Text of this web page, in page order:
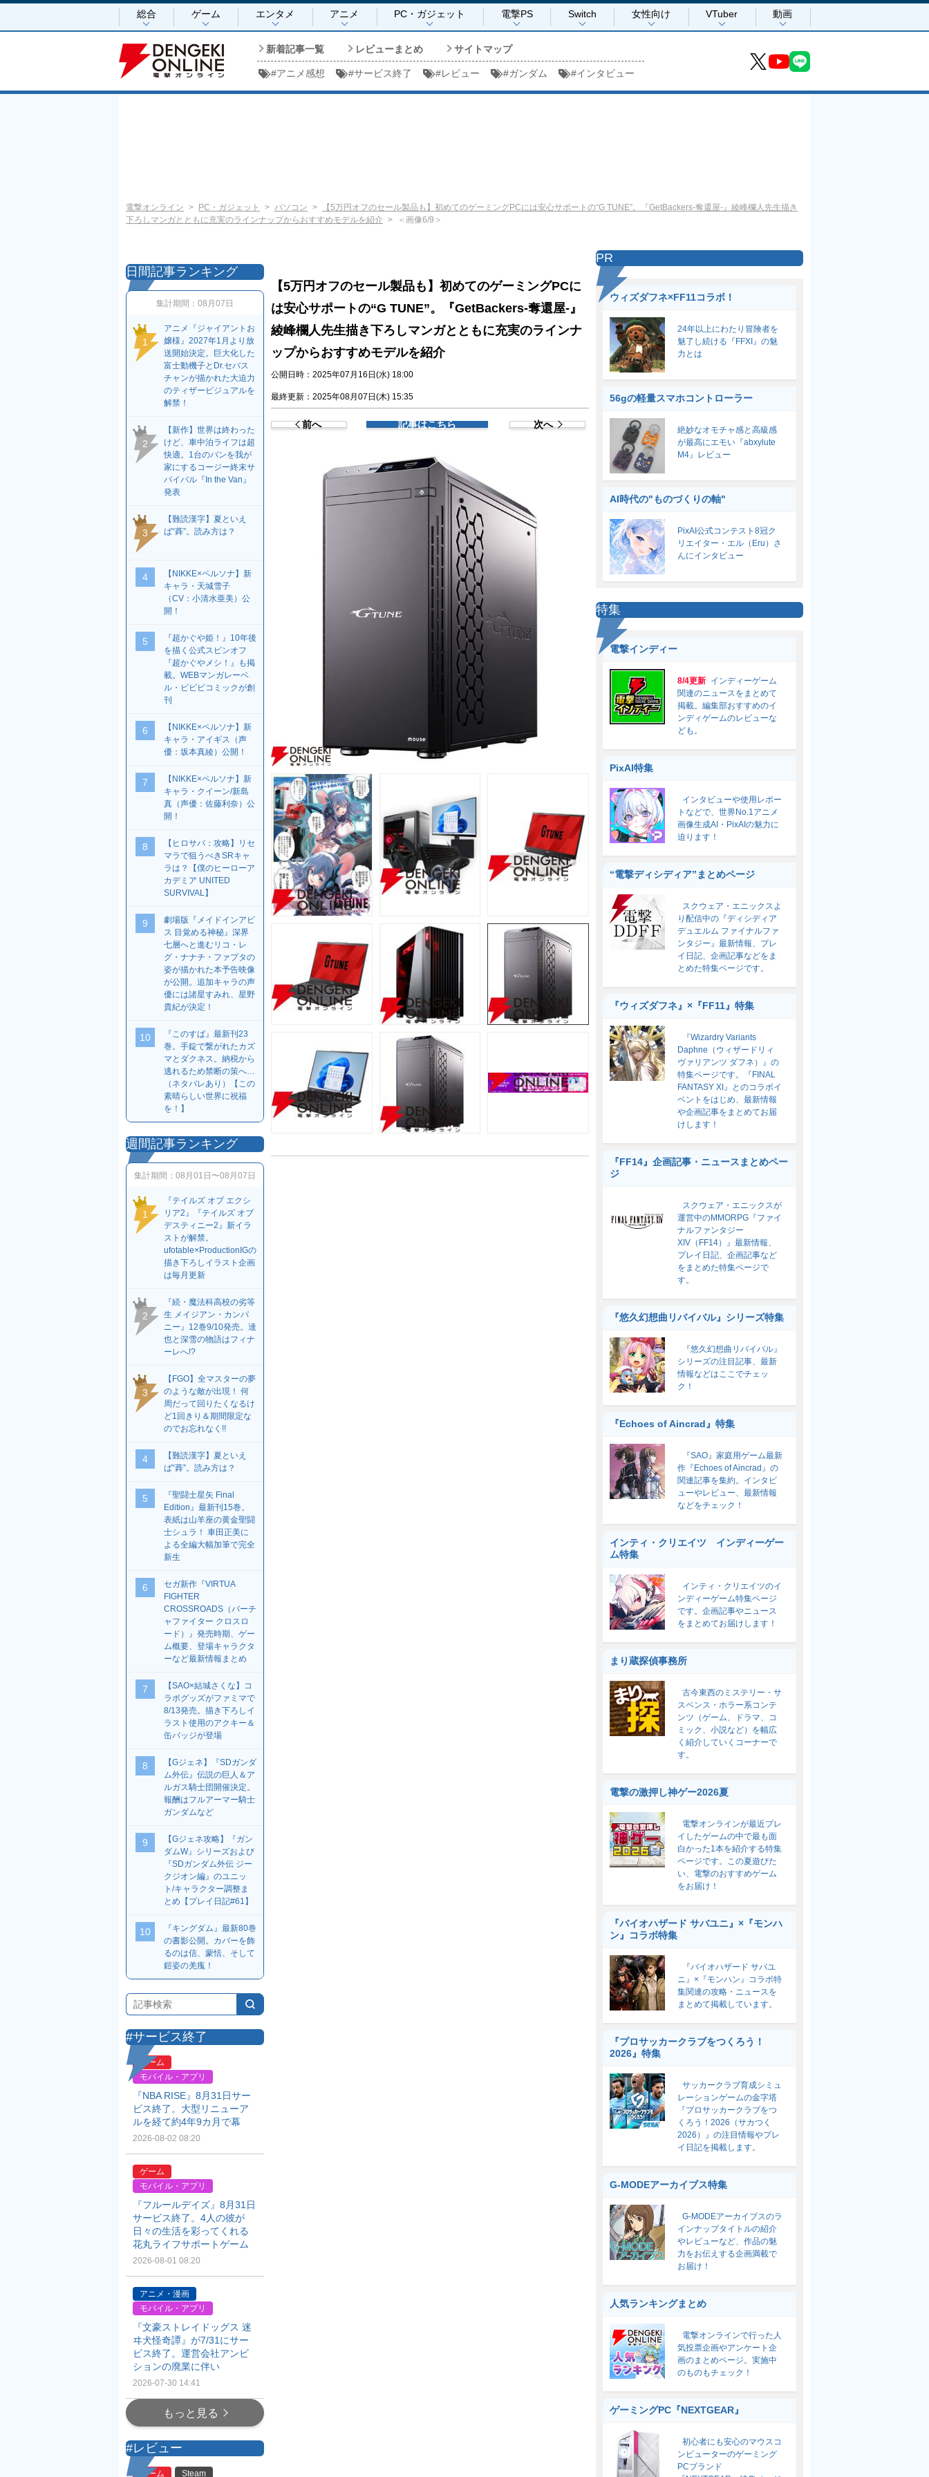
総合 ゲーム エンタメ アニメ PC・ガジェット 電撃PS Switch 女性向け VTuber 動画
新着記事一覧 レビューまとめ サイトマップ
#アニメ感想 #サービス終了 #レビュー #ガンダム #インタビュー
電撃オンライン PC・ガジェット パソコン
【5万円オフのセール製品も】初めてのゲーミングPCには安心サポートの“G TUNE”。『GetBackers-奪還屋-』綾峰欄人先生描き
下ろしマンガとともに充実のラインナップからおすすめモデルを紹介
＜画像6/9＞
【5万円オフのセール製品も】初めてのゲーミングPCに
は安心サポートの“G TUNE”。『GetBackers-奪還屋-』
綾峰欄人先生描き下ろしマンガとともに充実のラインナ
ップからおすすめモデルを紹介
公開日時：2025年07月16日(水) 18:00
最終更新：2025年08月07日(木) 15:35
前へ 記事はこちら 次へ
日間記事ランキング
集計期間： 08月07日
1
アニメ『ジャイアントお
嬢様』2027年1月より放
送開始決定。巨大化した
富士動機子とDr.セバス
チャンが描かれた大迫力
のティザービジュアルを
解禁！
2
【新作】世界は終わった
けど、車中泊ライフは超
快適。1台のバンを我が
家にするコージー終末サ
バイバル『In the Van』
発表
3
【難読漢字】夏といえ
ば“蕣”。読み方は？
4
【NIKKE×ペルソナ】新
キャラ・天城雪子
（CV：小清水亜美）公
開！
5
『超かぐや姫！』10年後
を描く公式スピンオフ
『超かぐやメシ！』も掲
載。WEBマンガレーベ
ル・ビビビコミックが創
刊
6
【NIKKE×ペルソナ】新
キャラ・アイギス（声
優：坂本真綾）公開！
7
【NIKKE×ペルソナ】新
キャラ・クイーン/新島
真（声優：佐藤利奈）公
開！
8
【ヒロサバ：攻略】リセ
マラで狙うべきSRキャ
ラは？【僕のヒーローア
カデミア UNITED
SURVIVAL】
9
劇場版『メイドインアビ
ス 目覚める神秘』深界
七層へと進むリコ・レ
グ・ナナチ・ファプタの
姿が描かれた本予告映像
が公開。追加キャラの声
優には諸星すみれ、星野
貴紀が決定！
10
『このすば』最新刊23
巻。手錠で繋がれたカズ
マとダクネス。納税から
逃れるため禁断の策へ…
（ネタバレあり）【この
素晴らしい世界に祝福
を！】
週間記事ランキング
集計期間： 08月01日〜08月07日
1
『テイルズ オブ エクシ
リア2』『テイルズ オブ
デスティニー2』新イラ
ストが解禁。
ufotable×ProductionIGの
描き下ろしイラスト企画
は毎月更新
2
『続・魔法科高校の劣等
生 メイジアン・カンパ
ニー』12巻9/10発売。達
也と深雪の物語はフィナ
ーレへ!?
3
【FGO】全マスターの夢
のような敵が出現！ 何
周だって回りたくなるけ
ど1回きり＆期間限定な
のでお忘れなく!!
4
【難読漢字】夏といえ
ば“蕣”。読み方は？
5
『聖闘士星矢 Final
Edition』最新刊15巻。
表紙は山羊座の黄金聖闘
士シュラ！ 車田正美に
よる全編大幅加筆で完全
新生
6
セガ新作『VIRTUA
FIGHTER
CROSSROADS（バーチ
ャファイター クロスロ
ード）』発売時期、ゲー
ム概要、登場キャラクタ
ーなど最新情報まとめ
7
【SAO×結城さくな】コ
ラボグッズがファミマで
8/13発売。描き下ろしイ
ラスト使用のアクキー＆
缶バッジが登場
8
【Gジェネ】『SDガンダ
ム外伝』伝説の巨人＆ア
ルガス騎士団開催決定。
報酬はフルアーマー騎士
ガンダムなど
9
【Gジェネ攻略】『ガン
ダムW』シリーズおよび
『SDガンダム外伝 ジー
クジオン編』のユニッ
ト/キャラクター調整ま
とめ【プレイ日記#61】
10
『キングダム』最新80巻
の書影公開。カバーを飾
るのは信、蒙恬、そして
鎧姿の羌瘣！
#サービス終了
ゲーム
モバイル・アプリ
『NBA RISE』8月31日サー
ビス終了。大型リニューア
ルを経て約4年9カ月で幕
2026-08-02 08:20
ゲーム
モバイル・アプリ
『フルールデイズ』8月31日
サービス終了。4人の彼が
日々の生活を彩ってくれる
花丸ライフサポートゲーム
2026-08-01 08:20
アニメ・漫画
モバイル・アプリ
『文豪ストレイドッグス 迷
ヰ犬怪奇譚』が7/31にサー
ビス終了。運営会社アンビ
ションの廃業に伴い
2026-07-30 14:41
もっと見る
#レビュー
ゲーム Steam
PR
ウィズダフネ×FF11コラボ！
24年以上にわたり冒険者を
魅了し続ける『FFXI』の魅
力とは
56gの軽量スマホコントローラー
絶妙なオモチャ感と高級感
が最高にエモい『abxylute
M4』レビュー
AI時代の"ものづくりの軸"
PixAI公式コンテスト8冠ク
リエイター・エル（Eru）さ
んにインタビュー
特集
電撃インディー
8/4更新 インディーゲーム
関連のニュースをまとめて
掲載。編集部おすすめのイ
ンディゲームのレビューな
ども。
PixAI特集
インタビューや使用レポー
トなどで、世界No.1アニメ
画像生成AI・PixAIの魅力に
迫ります！
“電撃ディシディア”まとめページ
スクウェア・エニックスよ
り配信中の『ディシディア
デュエルム ファイナルファ
ンタジー』最新情報、プレ
イ日記、企画記事などをま
とめた特集ページです。
『ウィズダフネ』×『FF11』特集
『Wizardry Variants
Daphne（ウィザードリィ
ヴァリアンツ ダフネ）』の
特集ページです。『FINAL
FANTASY XI』とのコラボイ
ベントをはじめ、最新情報
や企画記事をまとめてお届
けします！
『FF14』企画記事・ニュースまとめペー
ジ
スクウェア・エニックスが
運営中のMMORPG『ファイ
ナルファンタジー
XIV（FF14）』最新情報、
プレイ日記、企画記事など
をまとめた特集ページで
す。
『悠久幻想曲リバイバル』シリーズ特集
『悠久幻想曲リバイバル』
シリーズの注目記事、最新
情報などはここでチェッ
ク！
『Echoes of Aincrad』特集
『SAO』家庭用ゲーム最新
作『Echoes of Aincrad』の
関連記事を集約。インタビ
ューやレビュー、最新情報
などをチェック！
インティ・クリエイツ インディーゲー
ム特集
インティ・クリエイツのイ
ンディーゲーム特集ページ
です。企画記事やニュース
をまとめてお届けします！
まり蔵探偵事務所
古今東西のミステリー・サ
スペンス・ホラー系コンテ
ンツ（ゲーム、ドラマ、コ
ミック、小説など）を幅広
く紹介していくコーナーで
す。
電撃の激押し神ゲー2026夏
電撃オンラインが最近プレ
イしたゲームの中で最も面
白かった1本を紹介する特集
ページです。この夏遊びた
い、電撃のおすすめゲーム
をお届け！
『バイオハザード サバユニ』×『モンハ
ン』コラボ特集
『バイオハザード サバユ
ニ』×『モンハン』コラボ特
集関連の攻略・ニュースを
まとめて掲載しています。
『プロサッカークラブをつくろう！
2026』特集
サッカークラブ育成シミュ
レーションゲームの金字塔
『プロサッカークラブをつ
くろう！2026（サカつく
2026）』の注目情報やプレ
イ日記を掲載します。
G-MODEアーカイブス特集
G-MODEアーカイブスのラ
インナップタイトルの紹介
やレビューなど、作品の魅
力をお伝えする企画満載で
お届け！
人気ランキングまとめ
電撃オンラインで行った人
気投票企画やアンケート企
画のまとめページ。実施中
のものもチェック！
ゲーミングPC『NEXTGEAR』
初心者にも安心のマウスコ
ンピューターのゲーミング
PCブランド